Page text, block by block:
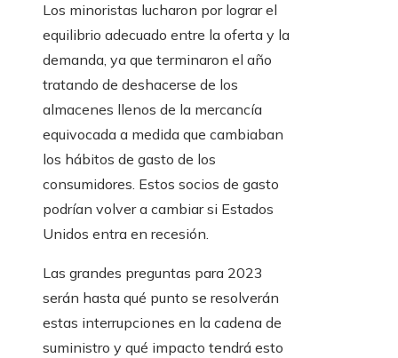
Los minoristas lucharon por lograr el
equilibrio adecuado entre la oferta y la
demanda, ya que terminaron el año
tratando de deshacerse de los
almacenes llenos de la mercancía
equivocada a medida que cambiaban
los hábitos de gasto de los
consumidores. Estos socios de gasto
podrían volver a cambiar si Estados
Unidos entra en recesión.
Las grandes preguntas para 2023
serán hasta qué punto se resolverán
estas interrupciones en la cadena de
suministro y qué impacto tendrá esto